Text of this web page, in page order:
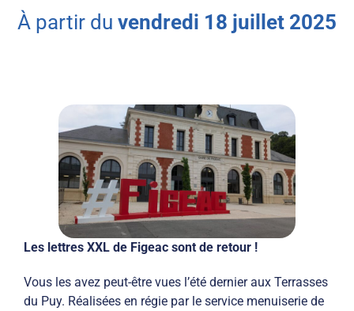
à partir du vendredi 18 juillet 2025
Les lettres XXL de Figeac sont de retour !
Vous les avez peut-être vues l’été dernier aux Terrasses
du Puy. Réalisées en régie par le service menuiserie de